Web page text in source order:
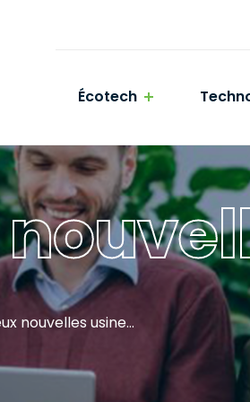
Écotech
Construction de deux nouvelles usines Polystyvert